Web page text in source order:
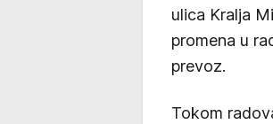
ulica Kralja
promena u
prevoz.
Tokom